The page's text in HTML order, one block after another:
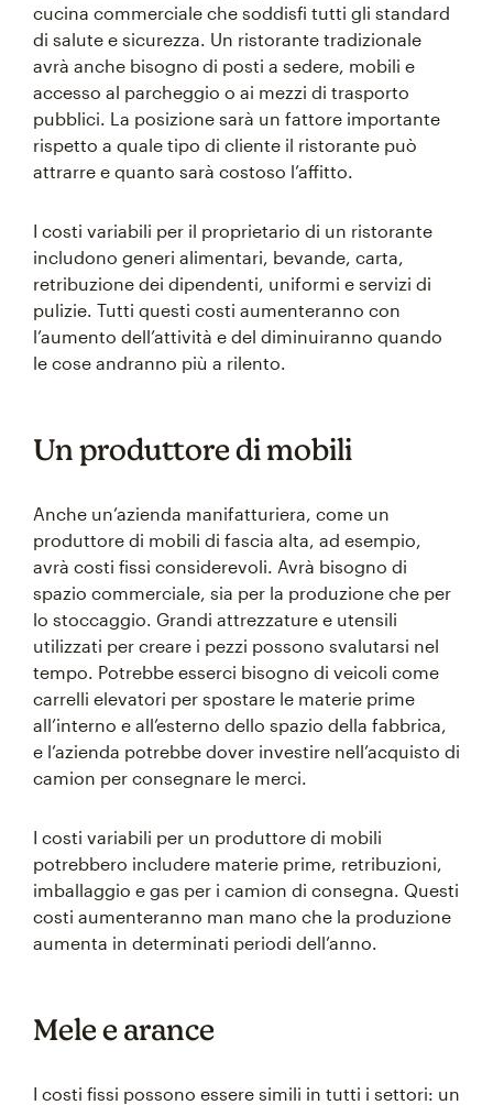
cucina commerciale che soddisfi tutti gli standard
di salute e sicurezza. Un ristorante tradizionale
avrà anche bisogno di posti a sedere, mobili e
accesso al parcheggio o ai mezzi di trasporto
pubblici. La posizione sarà un fattore importante
rispetto a quale tipo di cliente il ristorante può
attrarre e quanto sarà costoso l’affitto.
I costi variabili per il proprietario di un ristorante
includono generi alimentari, bevande, carta,
retribuzione dei dipendenti, uniformi e servizi di
pulizie. Tutti questi costi aumenteranno con
l’aumento dell’attività e del diminuiranno quando
le cose andranno più a rilento.
Un produttore di mobili
Anche un’azienda manifatturiera, come un
produttore di mobili di fascia alta, ad esempio,
avrà costi fissi considerevoli. Avrà bisogno di
spazio commerciale, sia per la produzione che per
lo stoccaggio. Grandi attrezzature e utensili
utilizzati per creare i pezzi possono svalutarsi nel
tempo. Potrebbe esserci bisogno di veicoli come
carrelli elevatori per spostare le materie prime
all’interno e all’esterno dello spazio della fabbrica,
e l’azienda potrebbe dover investire nell’acquisto di
camion per consegnare le merci.
I costi variabili per un produttore di mobili
potrebbero includere materie prime, retribuzioni,
imballaggio e gas per i camion di consegna. Questi
costi aumenteranno man mano che la produzione
aumenta in determinati periodi dell’anno.
Mele e arance
I costi fissi possono essere simili in tutti i settori: un